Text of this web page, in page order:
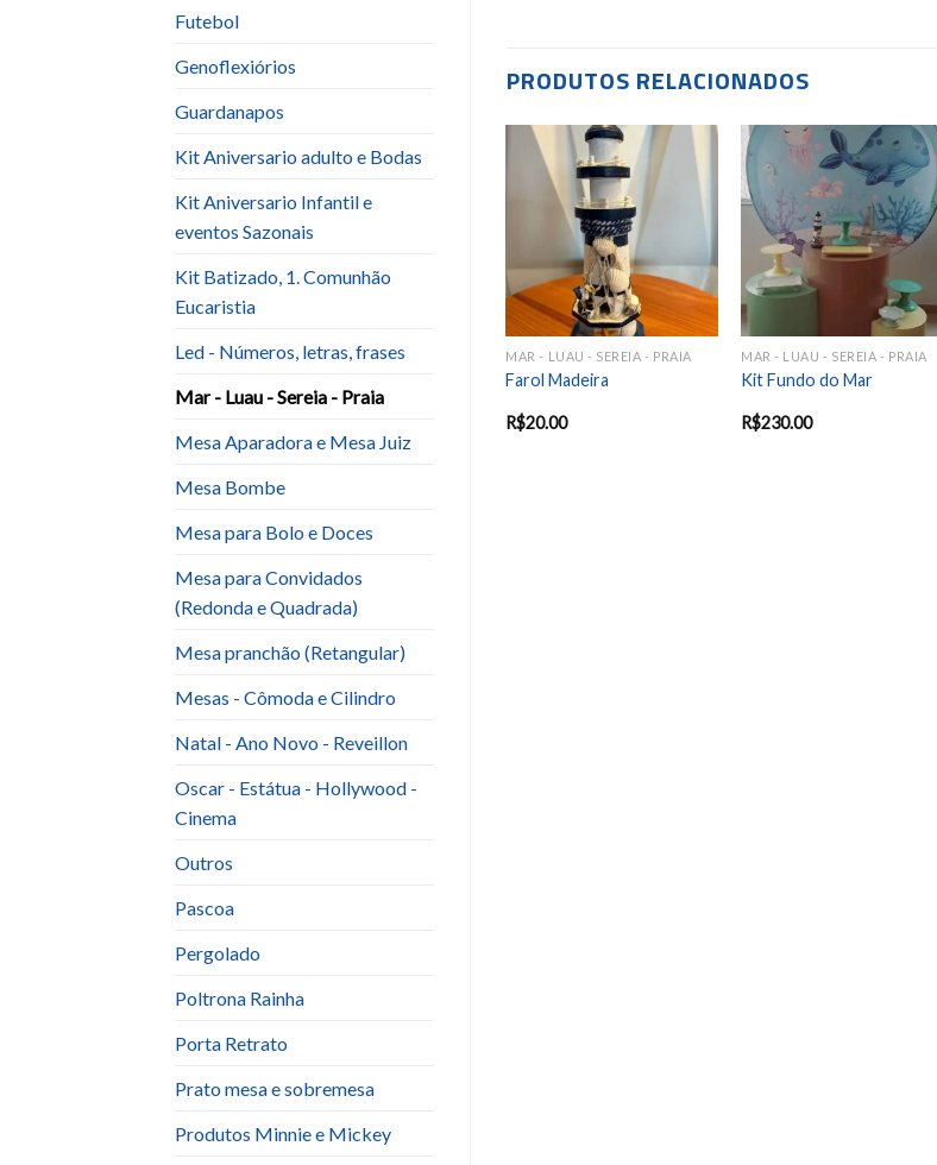
Futebol
Genoflexiórios
Guardanapos
Kit Aniversario adulto e Bodas
Kit Aniversario Infantil e
eventos Sazonais
Kit Batizado, 1. Comunhão
Eucaristia
Led - Números, letras, frases
Mar - Luau - Sereia - Praia
Mesa Aparadora e Mesa Juiz
Mesa Bombe
Mesa para Bolo e Doces
Mesa para Convidados
(Redonda e Quadrada)
Mesa pranchão (Retangular)
Mesas - Cômoda e Cilindro
Natal - Ano Novo - Reveillon
Oscar - Estátua - Hollywood -
Cinema
Outros
Pascoa
Pergolado
Poltrona Rainha
Porta Retrato
Prato mesa e sobremesa
Produtos Minnie e Mickey
PRODUTOS RELACIONADOS
MAR - LUAU - SEREIA - PRAIA
Farol Madeira
R$20.00
Add to
wishlist
MAR - LUAU - SEREIA - PRAIA
Kit Fundo do Mar
R$230.00
wishlist
MAR - LUAU - SEREIA - PRAIA MAR - LUAU - SEREIA - PRAIA
Pequena Sereia ( Feltro)